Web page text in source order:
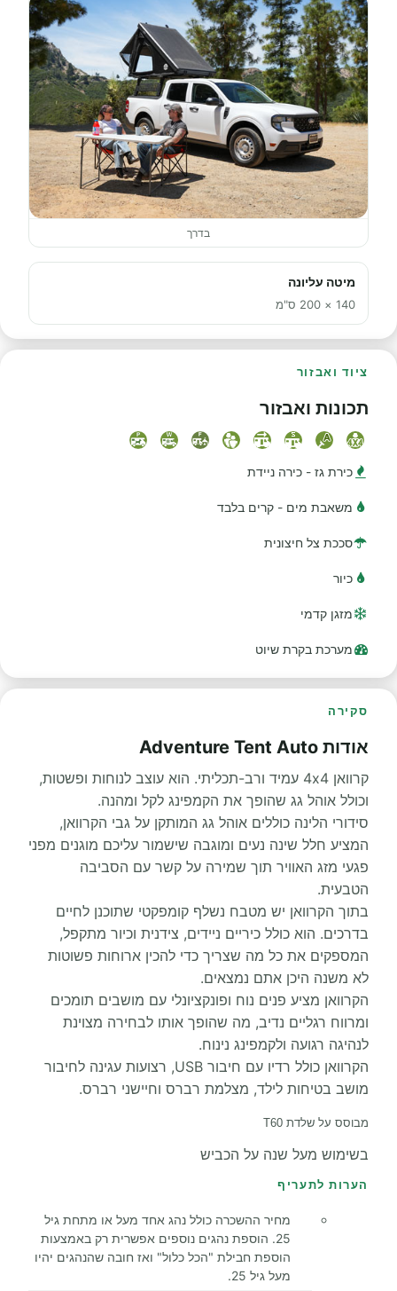
בדרך
מיטה עליונה
140 × 200 ס"מ
ציוד ואבזור
תכונות ואבזור
כירת גז - כירה ניידת
משאבת מים - קרים בלבד
סככת צל חיצונית
כיור
מזגן קדמי
מערכת בקרת שיוט
סקירה
אודות Adventure Tent Auto
קרוואן 4x4 עמיד ורב-תכליתי. הוא עוצב לנוחות ופשטות,
וכולל אוהל גג שהופך את הקמפינג לקל ומהנה.
סידורי הלינה כוללים אוהל גג המותקן על גבי הקרוואן,
המציע חלל שינה נעים ומוגבה שישמור עליכם מוגנים מפני
פגעי מזג האוויר תוך שמירה על קשר עם הסביבה
הטבעית.
בתוך הקרוואן יש מטבח נשלף קומפקטי שתוכנן לחיים
בדרכים. הוא כולל כיריים ניידים, צידנית וכיור מתקפל,
המספקים את כל מה שצריך כדי להכין ארוחות פשוטות
לא משנה היכן אתם נמצאים.
הקרוואן מציע פנים נוח ופונקציונלי עם מושבים תומכים
ומרווח רגליים נדיב, מה שהופך אותו לבחירה מצוינת
לנהיגה רגועה ולקמפינג נינוח.
הקרוואן כולל רדיו עם חיבור USB, רצועות עגינה לחיבור
מושב בטיחות לילד, מצלמת רברס וחיישני רברס.
מבוסס על שלדת T60
בשימוש מעל שנה על הכביש
הערות לתעריף
מחיר ההשכרה כולל נהג אחד מעל או מתחת גיל
25. הוספת נהגים נוספים אפשרית רק באמצעות
הוספת חבילת "הכל כלול" ואז חובה שהנהגים יהיו
מעל גיל 25.